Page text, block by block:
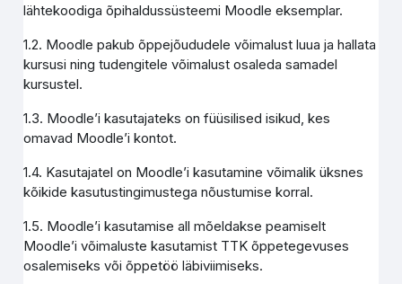
lähtekoodiga õpihaldussüsteemi Moodle eksemplar.
1.2. Moodle pakub õppejõududele võimalust luua ja hallata
kursusi ning tudengitele võimalust osaleda samadel
kursustel.
1.3. Moodle’i kasutajateks on füüsilised isikud, kes
omavad Moodle’i kontot.
1.4. Kasutajatel on Moodle’i kasutamine võimalik üksnes
kõikide kasutustingimustega nõustumise korral.
1.5. Moodle’i kasutamise all mõeldakse peamiselt
Moodle’i võimaluste kasutamist TTK õppetegevuses
osalemiseks või õppetöö läbiviimiseks.